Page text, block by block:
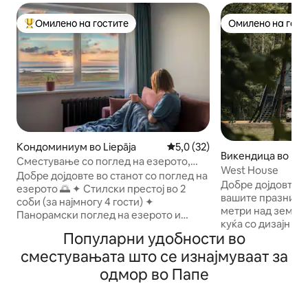
Меѓу најуспешните „Омилени на гостите“
Омилено на гостите
Кондоминиум во Liepāja Просечна оцена: 5,0 од 5,
5,0 (32)
Сместување со поглед на езерото,
вчудовидувачки изгреви и бесплатен
паркинг
Добре дојдовте во станот со поглед на
езерото 🌅 ✦ Стилски престој во 2
соби (за најмногу 4 гости) ✦
Панорамски поглед на езерото и
дневната соба и кујната) ✦ Целосно
опремена кујна, избор на чај и кафе ✦
Бесплатен паркинг ✦ Лесно
самопријавување ✦ Плажа – 6 минути
Омилено на
Омилено на
Викендица во
West House
Добре дојдовте
вашите
метри над
куќа со дизајн
воодушеви со
распоред и
надминува
Популарни удобности во
сместувањата што се изнајмуваат за
одмор во Папе